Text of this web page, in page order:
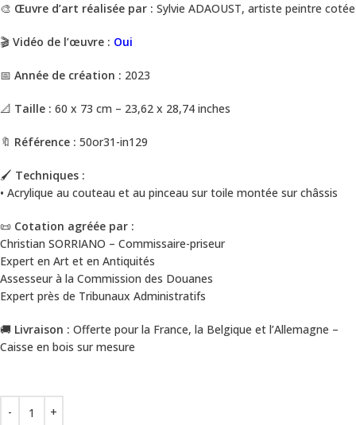
🎨 Œuvre d’art réalisée par : Sylvie ADAOUST, artiste peintre cotée
🎬 Vidéo de l’œuvre : Oui
📅 Année de création : 2023
📐 Taille : 60 x 73 cm – 23,62 x 28,74 inches
🔖 Référence : 50or31-in129
🖌️ Techniques :
• Acrylique au couteau et au pinceau sur toile montée sur châssis
📜 Cotation agréée par :
Christian SORRIANO – Commissaire-priseur
Expert en Art et en Antiquités
Assesseur à la Commission des Douanes
Expert près de Tribunaux Administratifs
🚚 Livraison : Offerte pour la France, la Belgique et l’Allemagne –
Caisse en bois sur mesure